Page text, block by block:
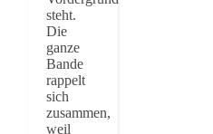
steht.
Die
ganze
Bande
rappelt
sich
zusammen,
weil